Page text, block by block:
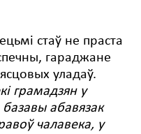
стаў не праста
гараджане
уладаў.
грамадзян у
абавязак
чалавека, у